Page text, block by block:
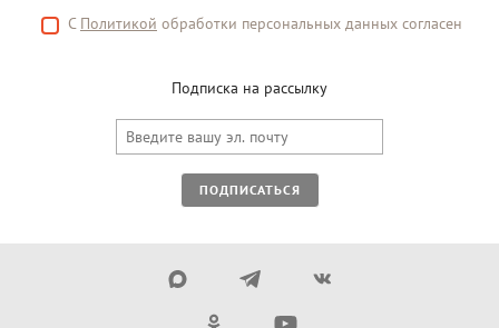
С Политикой обработки персональных данных согласен
Подписка на рассылку
ПОДПИСАТЬСЯ